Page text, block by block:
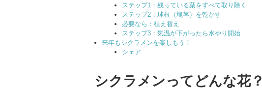
ステップ1：残っている葉をすべて取り除く
ステップ2：球根（塊茎）を乾かす
必要なら：植え替え
ステップ3：気温が下がったら水やり開始
来年もシクラメンを楽しもう！
シェア
シクラメンってどんな花？